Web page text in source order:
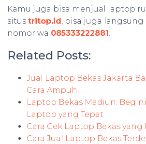
Kamu juga bisa menjual laptop
situs tritop.id , bisa juga
nomor wa 085333222881 .
Related Posts:
Jual Laptop Bekas Jakarta
Cara Ampuh…
Laptop Bekas Madiun:
Laptop yang Tepat
Cara Cek Laptop Bekas
Cara Jual Laptop Bekas